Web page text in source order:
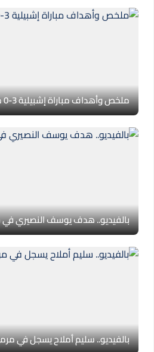
ملخص وأهداف مباراة إشبيلية 3-0 مانشستر يونايتد
بالفيديو.. هدف يوسف النصيري في
بالفيديو.. سليم أملاح يسجل في مرمى